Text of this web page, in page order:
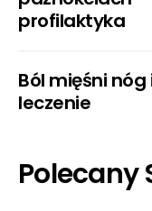
profilaktyka
Ból mięśni
leczenie
Polecany